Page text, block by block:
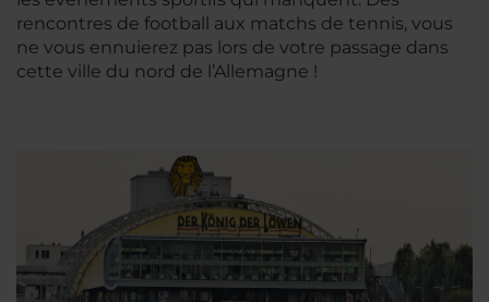
rencontres de football aux matchs de tennis, vous
ne vous ennuierez pas lors de votre passage dans
cette ville du nord de l’Allemagne !